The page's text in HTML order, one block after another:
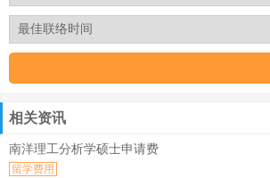
相关资讯
南洋理工分析学硕士申请费
留学费用